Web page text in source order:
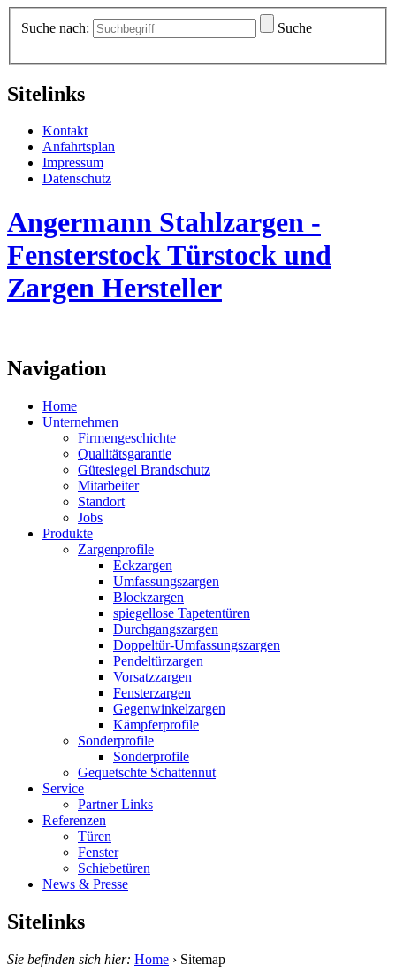
Suche nach: Suche
Sitelinks
Kontakt
Anfahrtsplan
Impressum
Datenschutz
Angermann Stahlzargen -
Fensterstock Türstock und
Zargen Hersteller
Navigation
Home
Unternehmen
Firmengeschichte
Qualitätsgarantie
Gütesiegel Brandschutz
Mitarbeiter
Standort
Jobs
Produkte
Zargenprofile
Eckzargen
Umfassungszargen
Blockzargen
spiegellose Tapetentüren
Durchgangszargen
Doppeltür-Umfassungszargen
Pendeltürzargen
Vorsatzzargen
Fensterzargen
Gegenwinkelzargen
Kämpferprofile
Sonderprofile
Sonderprofile
Gequetschte Schattennut
Service
Partner Links
Referenzen
Türen
Fenster
Schiebetüren
News & Presse
Sitelinks
Sie befinden sich hier: Home › Sitemap